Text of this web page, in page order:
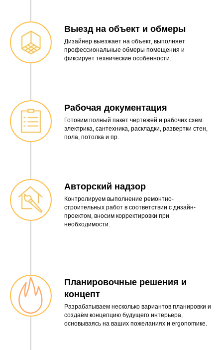
Выезд на объект и обмеры
Дизайнер выезжает на объект, выполняет
профессиональные обмеры помещения и
фиксирует технические особенности.
Рабочая документация
Готовим полный пакет чертежей и рабочих схем:
электрика, сантехника, раскладки, развертки стен,
пола, потолка и пр.
Авторский надзор
Контролируем выполнение ремонтно-
строительных работ в соответствии с дизайн-
проектом, вносим корректировки при
необходимости.
Планировочные решения и
концепт
Разрабатываем несколько вариантов планировки и
создаём концепцию будущего интерьера,
основываясь на ваших пожеланиях и ergonomике.